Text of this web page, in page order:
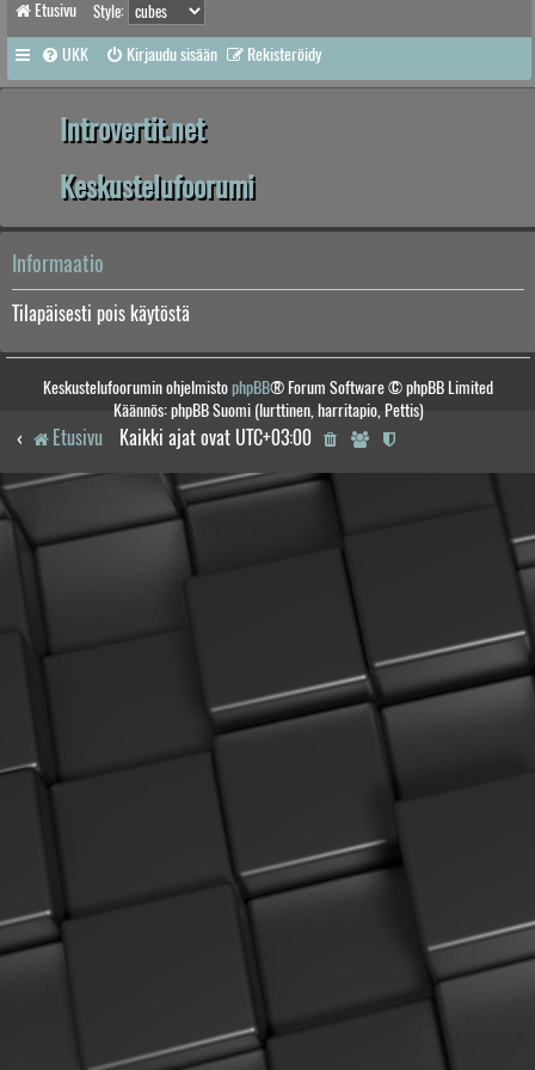
Etusivu Style:
UKK Kirjaudu sisään Rekisteröidy
Introvertit.net
Keskustelufoorumi
Informaatio
Tilapäisesti pois käytöstä
Keskustelufoorumin ohjelmistophpBB® Forum Software © phpBB Limited
Käännös: phpBB Suomi (lurttinen, harritapio, Pettis)
Etusivu Kaikki ajat ovat UTC+03:00